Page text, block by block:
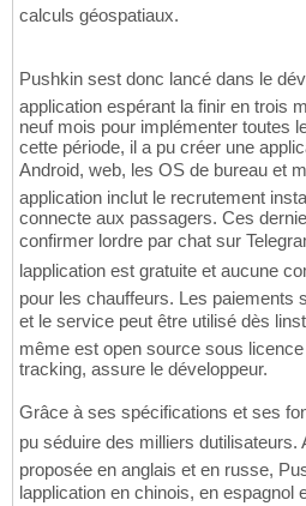
calculs géospatiaux.
Pushkin sest donc lancé dans le
application espérant la finir en trois
neuf mois pour implémenter toutes
cette période, il a pu créer une
Android, web, les OS de bureau et
application inclut le recrutement
connecte aux passagers. Ces
confirmer lordre par chat sur
lapplication est gratuite et aucune
pour les chauffeurs. Les paiements
et le service peut être utilisé dès
même est open source sous
tracking, assure le développeur.
Grâce à ses spécifications et ses
pu séduire des milliers
proposée en anglais et en russe,
lapplication en chinois, en espagnol